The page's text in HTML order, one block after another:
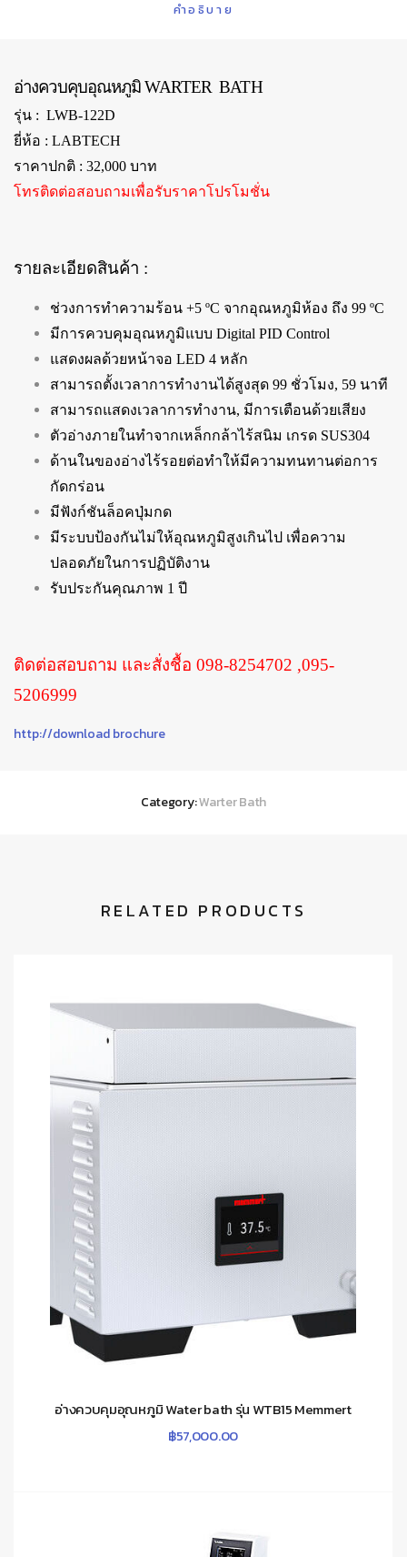
คำอธิบาย
อ่างควบคุบอุณหภูมิ WARTER BATH
รุ่น : LWB-122D
ยี่ห้อ : LABTECH
ราคาปกติ : 32,000 บาท
โทรติดต่อสอบถามเพื่อรับราคาโปรโมชั่น
รายละเอียดสินค้า :
ช่วงการทำความร้อน +5 ºC จากอุณหภูมิห้อง ถึง 99 ºC
มีการควบคุมอุณหภูมิแบบ Digital PID Control
แสดงผลด้วยหน้าจอ LED 4 หลัก
สามารถตั้งเวลาการทำงานได้สูงสุด 99 ชั่วโมง, 59 นาที
สามารถแสดงเวลาการทำงาน, มีการเตือนด้วยเสียง
ตัวอ่างภายในทำจากเหล็กกล้าไร้สนิม เกรด SUS304
ด้านในของอ่างไร้รอยต่อทำให้มีความทนทานต่อการ
กัดกร่อน
มีฟังก์ชันล็อคปุ่มกด
มีระบบป้องกันไม่ให้อุณหภูมิสูงเกินไป เพื่อความ
ปลอดภัยในการปฏิบัติงาน
รับประกันคุณภาพ 1 ปี
ติดต่อสอบถาม และสั่งชื้อ 098-8254702 ,095-
5206999
http://download brochure
Category:Warter Bath
RELATED PRODUCTS
อ่างควบคุมอุณหภูมิ Water bath รุ่น WTB15 Memmert
฿57,000.00